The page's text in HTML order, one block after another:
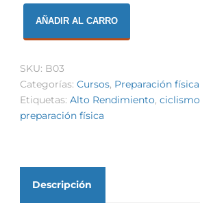
preparación
física
ciclismo
cantidad
AÑADIR AL CARRO
SKU: B03
Categorías: Cursos, Preparación física
Etiquetas: Alto Rendimiento, ciclismo
preparación física
Descripción